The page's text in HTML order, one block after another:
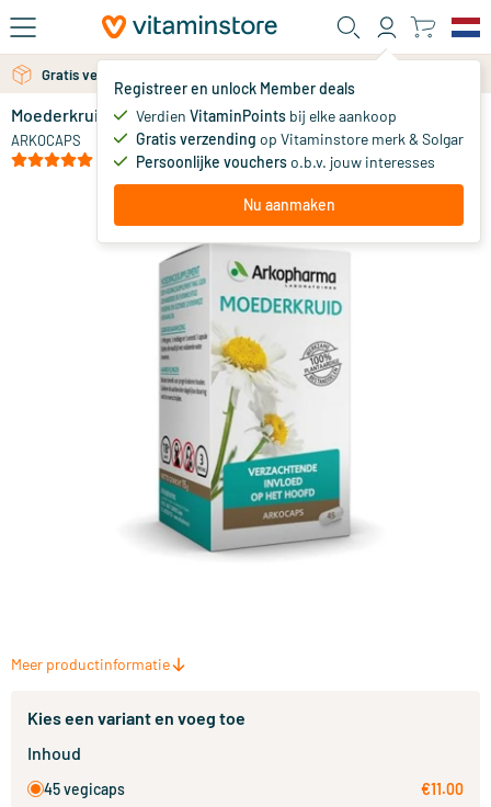
Ga naar de hoofdinhoud
Registreer en unlock Member deals
Verdien VitaminPoints bij elke aankoop
Gratis verzending op Vitaminstore merk & Solgar
Persoonlijke voucherso.b.v. jouw interesses
Nu aanmaken
Gratis verzending vanaf 25 euro
Moederkruid 260 mg
ARKOCAPS
11.
Meer productinformatie
Kies een variant en voeg toe
Inhoud
45 vegicaps €11.00